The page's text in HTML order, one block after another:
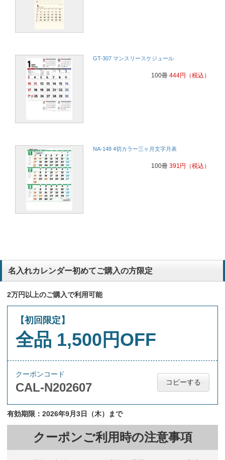
GT-307 マンスリースケジュール
100冊 444円 （税込）
NA-148 4切カラー三ヶ月文字月表
100冊 391円 （税込）
名入れカレンダー初めてご購入の方限定
2万円以上のご購入で利用可能
【初回限定】
全品 1,500円OFF
クーポンコード
CAL-N202607 コピーする
有効期限：2026年9月3日（木）まで
クーポンご利用時の注意事項